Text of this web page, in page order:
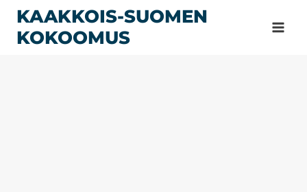
Siirry
sisältöön
KAAKKOIS-SUOMEN
KOKOOMUS